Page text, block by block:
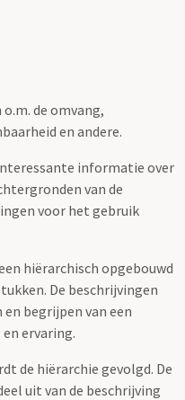
de omvang,
en andere.
informatie over
van de
voor het gebruik
hiërarchisch opgebouwd
De beschrijvingen
begrijpen van een
ervaring.
de hiërarchie gevolgd. De
uit van de beschrijving